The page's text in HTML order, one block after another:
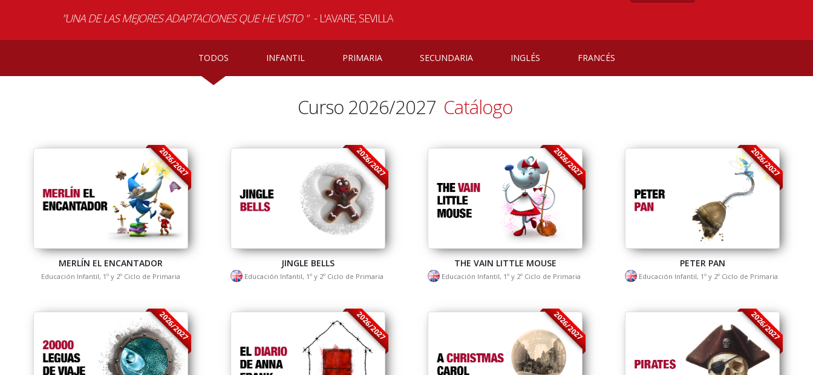
"UNA DE LAS MEJORES ADAPTACIONES QUE HE VISTO " - L'AVARE, SEVILLA
TODOS INFANTIL PRIMARIA SECUNDARIA INGLÉS FRANCÉS
Curso 2026/2027 Catálogo
2026/2027
MERLÍN EL ENCANTADOR
Educación Infantil, 1º y 2º Ciclo de Primaria
2026/2027
JINGLE BELLS
Educación Infantil, 1º y 2º Ciclo de Primaria
2026/2027
THE VAIN LITTLE MOUSE
Educación Infantil, 1º y 2º Ciclo de Primaria
2026/2027
PETER PAN
Educación Infantil, 1º y 2º Ciclo de Primaria
2026/2027 2026/2027 2026/2027 2026/2027